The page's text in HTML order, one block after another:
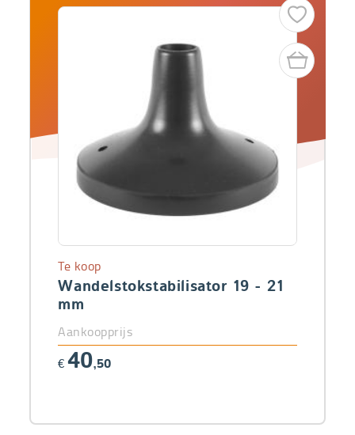
Wandelstokstabilisator 19 - 21
mm
Te koop
Aankoopprijs
€ 40,50